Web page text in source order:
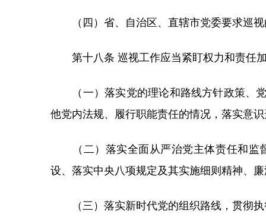
（四）省、自治区、直辖市党委要求巡视
第十八条 巡视工作应当紧盯权力和责任加
（一）落实党的理论和路线方针政策、党
他党内法规、履行职能责任的情况，落实意
（二）落实全面从严治党主体责任和监
设、落实中央八项规定及其实施细则精神、
（三）落实新时代党的组织路线，贯彻执